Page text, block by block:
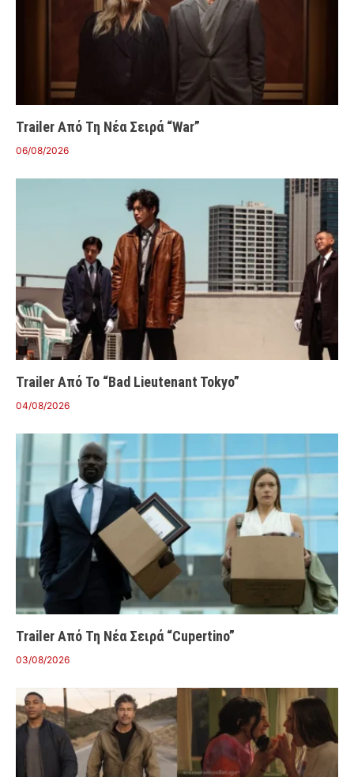
Trailer Από Τη Νέα Σειρά “War”
06/08/2026
Trailer Από Το “Bad Lieutenant Tokyo”
04/08/2026
Trailer Από Τη Νέα Σειρά “Cupertino”
03/08/2026